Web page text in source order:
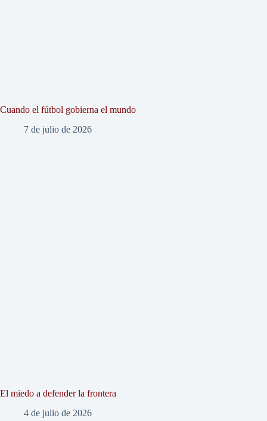
Cuando el fútbol gobierna el mundo
7 de julio de 2026
El miedo a defender la frontera
4 de julio de 2026